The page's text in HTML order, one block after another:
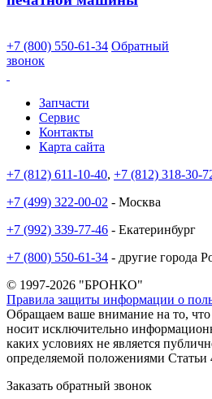
+7 (800) 550-61-34 Обратный
звонок
Запчасти
Сервис
Контакты
Карта сайта
+7 (812) 611-10-40, +7 (812) 318-30-
+7 (499) 322-00-02 - Москва
+7 (992) 339-77-46 - Екатеринбург
+7 (800) 550-61-34 - другие города
© 1997-2026 "БРОНКО"
Правила защиты информации о
Обращаем ваше внимание на то,
носит исключительно
каких условиях не является
определяемой положениями
Заказать обратный звонок